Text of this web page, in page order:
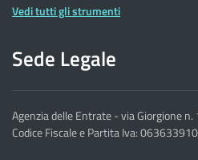
Vedi tutti gli strumenti
Sede Legale
Agenzia delle Entrate - via Giorgione
Codice Fiscale e Partita Iva: